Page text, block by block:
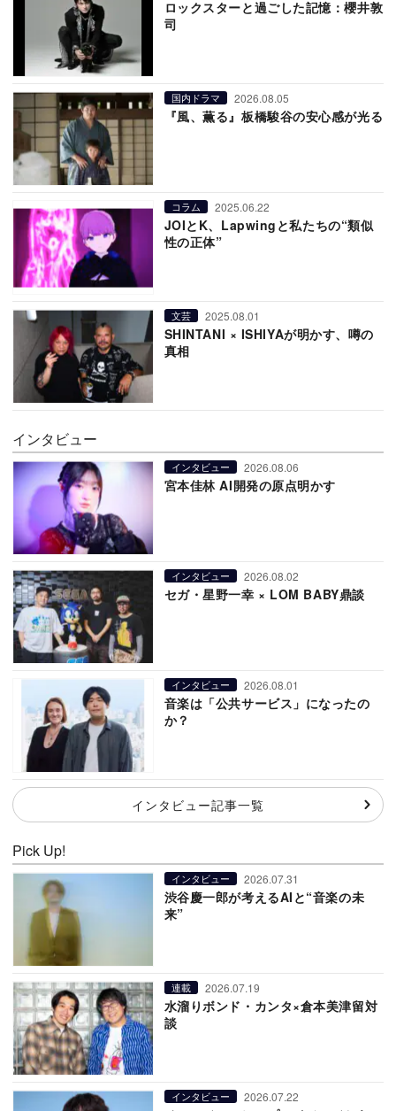
ロックスターと過ごした記憶：櫻井敦
司
国内ドラマ 2026.08.05
『風、薫る』板橋駿谷の安心感が光る
コラム 2025.06.22
JOIとK、Lapwingと私たちの“類似
性の正体”
文芸 2025.08.01
SHINTANI × ISHIYAが明かす、噂の
真相
インタビュー
インタビュー 2026.08.06
宮本佳林 AI開発の原点明かす
インタビュー 2026.08.02
セガ・星野一幸 × LOM BABY鼎談
インタビュー 2026.08.01
音楽は「公共サービス」になったの
か？
インタビュー記事一覧
Pick Up!
インタビュー 2026.07.31
渋谷慶一郎が考えるAIと“音楽の未
来”
連載 2026.07.19
水溜りボンド・カンタ×倉本美津留対
談
インタビュー 2026.07.22